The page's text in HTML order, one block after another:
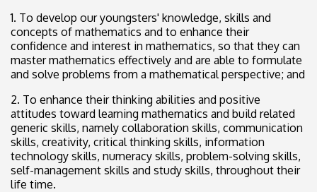
1. To develop our youngsters' knowledge, skills and
concepts of mathematics and to enhance their
confidence and interest in mathematics, so that they can
master mathematics effectively and are able to formulate
and solve problems from a mathematical perspective; and
2. To enhance their thinking abilities and positive
attitudes toward learning mathematics and build related
generic skills, namely collaboration skills, communication
skills, creativity, critical thinking skills, information
technology skills, numeracy skills, problem-solving skills,
self-management skills and study skills, throughout their
life time.